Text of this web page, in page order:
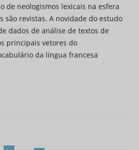
de neologismos lexicais na esfera
são revistas. A novidade do estudo
dados de análise de textos de
principais vetores do
da língua francesa